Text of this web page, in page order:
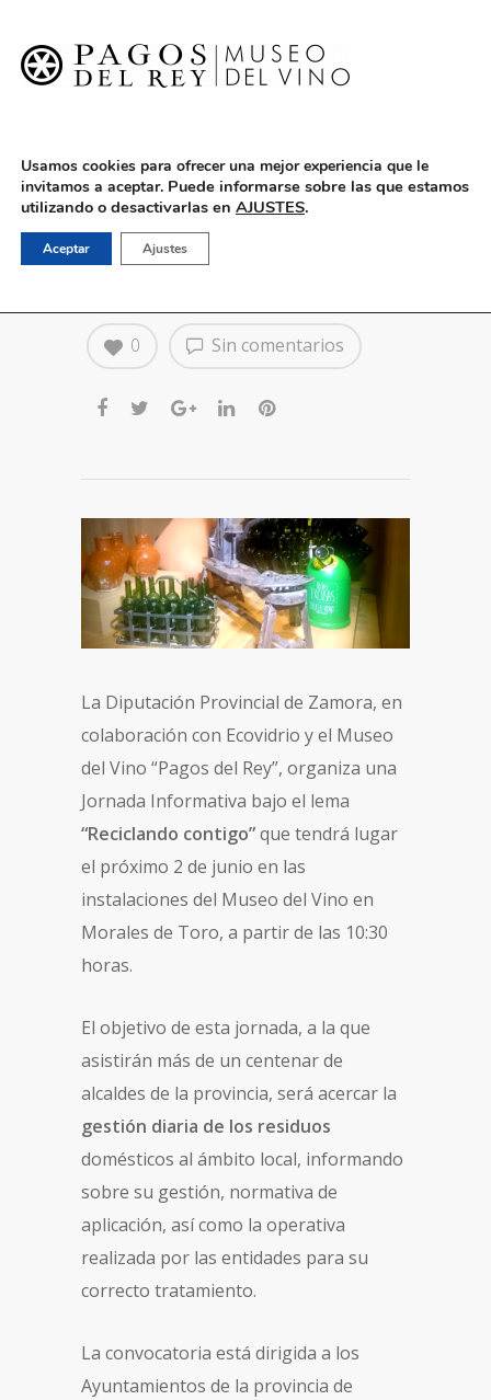
English
Jornada de reciclaje de
vidrio en el Museo
Sin comentarios
0
La Diputación Provincial de Zamora, en
colaboración con Ecovidrio y el Museo
del Vino “Pagos del Rey”, organiza una
Jornada Informativa bajo el lema
“Reciclando contigo”que tendrá lugar
el próximo 2 de junio en las
instalaciones del Museo del Vino en
Morales de Toro, a partir de las 10:30
horas.
El objetivo de esta jornada, a la que
asistirán más de un centenar de
alcaldes de la provincia, será acercar la
gestión diaria de los residuos
domésticos al ámbito local, informando
sobre su gestión, normativa de
aplicación, así como la operativa
realizada por las entidades para su
correcto tratamiento.
La convocatoria está dirigida a los
Ayuntamientos de la provincia de
Usamos cookies para ofrecer una mejor experiencia que le
invitamos a aceptar. Puede informarse sobre las que estamos
utilizando o desactivarlas en AJUSTES.
Aceptar Ajustes